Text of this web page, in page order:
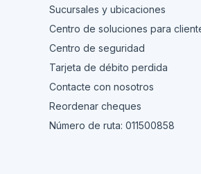
Sucursales y ubicaciones
Centro de soluciones para
Centro de seguridad
Tarjeta de débito perdida
Contacte con nosotros
Reordenar cheques
Número de ruta: 011500858